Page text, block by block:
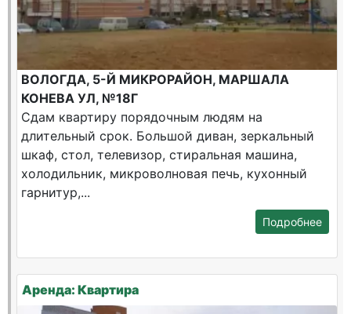
ВОЛОГДА, 5-Й МИКРОРАЙОН, МАРШАЛА
КОНЕВА УЛ, №18Г
Сдам квартиру порядочным людям на
длительный срок. Большой диван, зеркальный
шкаф, стол, телевизор, стиральная машина,
холодильник, микроволновая печь, кухонный
гарнитур,...
Подробнее
Аренда: Квартира